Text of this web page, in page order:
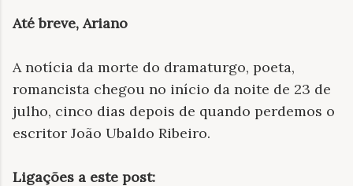
Até breve, Ariano
A notícia da morte do dramaturgo, poeta,
romancista chegou no início da noite de 23 de
julho, cinco dias depois de quando perdemos o
escritor João Ubaldo Ribeiro.
Ligações a este post: